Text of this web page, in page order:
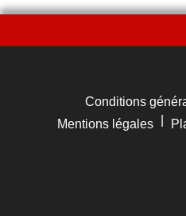
Conditions
Mentions légales